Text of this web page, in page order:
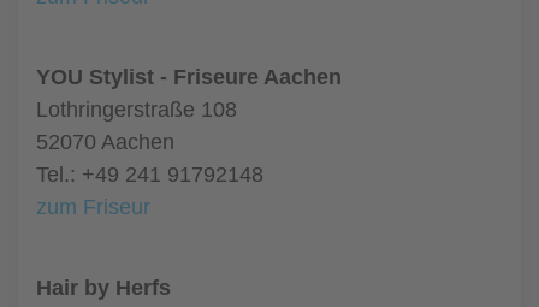
YOU Stylist - Friseure Aachen
Lothringerstraße 108
52070 Aachen
Tel.: +49 241 91792148
zum Friseur
Hair by Herfs